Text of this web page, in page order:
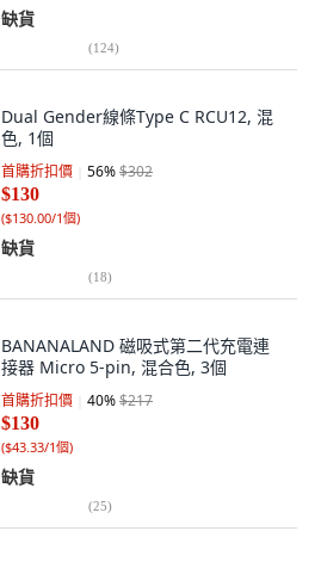
缺貨
(124)
Dual Gender線條Type C RCU12, 混
色, 1個
首購折扣價 56%$302
$130
($130.00/1個)
缺貨
(18)
BANANALAND 磁吸式第二代充電連
接器 Micro 5-pin, 混合色, 3個
首購折扣價 40%$217
$130
($43.33/1個)
缺貨
(25)